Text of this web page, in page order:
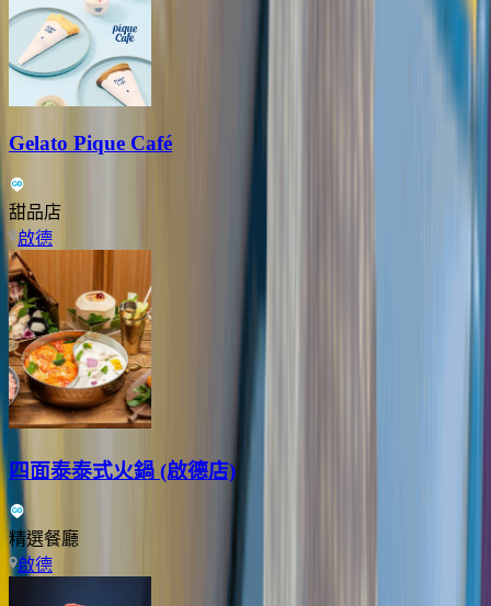
Gelato Pique Café
甜品店
啟德
四面泰泰式火鍋 (啟德店)
精選餐廳
啟德